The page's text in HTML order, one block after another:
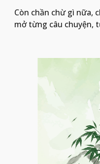
Còn chần chừ gì nữa,
mở từng câu chuyện,